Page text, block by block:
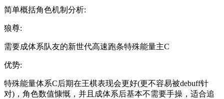
简单概括角色机制分析:
狼尊:
需要成体系队友的新世代高速跑条特殊能量主C
优势:
特殊能量体系C后期在王棋表现会更好(更不容易被debuff针
对)，角色数值慷慨，并且成体系后基本不需要手操，适合追